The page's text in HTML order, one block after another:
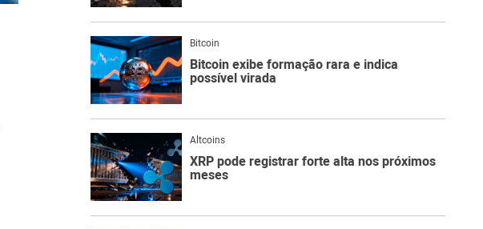
Bitcoin
Bitcoin exibe formação rara e indica
possível virada
Altcoins
XRP pode registrar forte alta nos próximos
meses